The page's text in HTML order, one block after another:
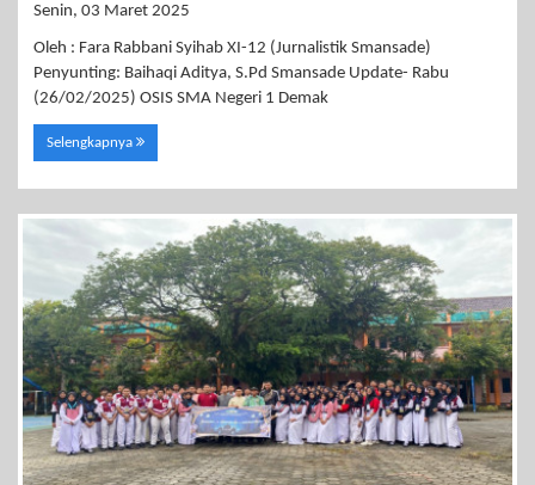
Senin, 03 Maret 2025
Oleh : Fara Rabbani Syihab XI-12 (Jurnalistik Smansade)
Penyunting: Baihaqi Aditya, S.Pd Smansade Update- Rabu
(26/02/2025) OSIS SMA Negeri 1 Demak
Selengkapnya